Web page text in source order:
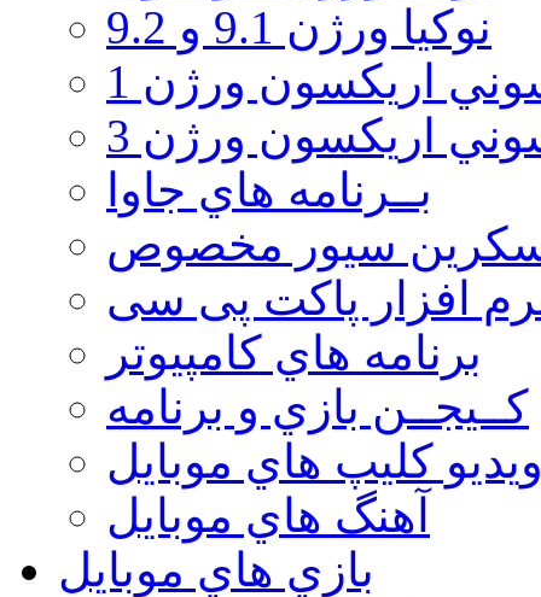
نوکیا ورژن 9.1 و 9.2
اريكسون ورژن 1
اريكسون ورژن 3
بــرنامه هاي جاوا
سيور مخصوص
افزار پاکت پی سی
برنامه هاي كامپيوتر
كــيجــن بازي و برنامه
كليپ هاي موبايل
آهنگ هاي موبايل
بازي هاي موبايل